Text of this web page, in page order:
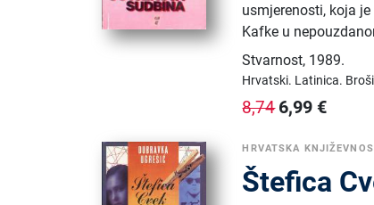
usmjerenosti, koja
Kafke u
Stvarnost, 1989.
Hrvatski. Latinica.
8,746,99 €
HRVATSKA
Štefica